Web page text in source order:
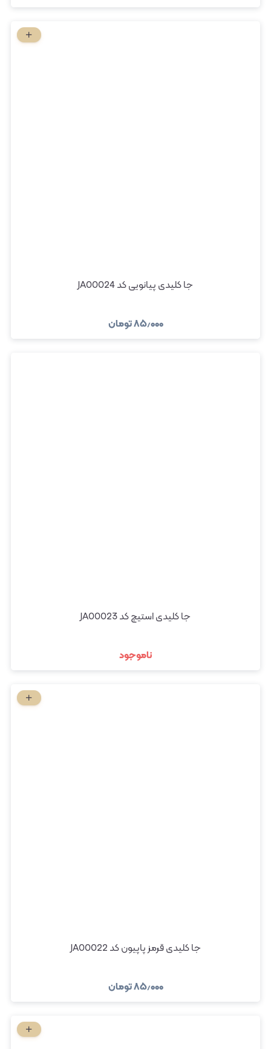
جا کلیدی پیانویی کد JA00024
۸۵٫۰۰۰تومان
جا کلیدی استیچ کد JA00023
ناموجود
جا کلیدی قرمز پاپیون کد JA00022
۸۵٫۰۰۰تومان